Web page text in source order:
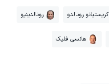
کریستیانو رونالدو رونالدینیو
هانسی فلیک